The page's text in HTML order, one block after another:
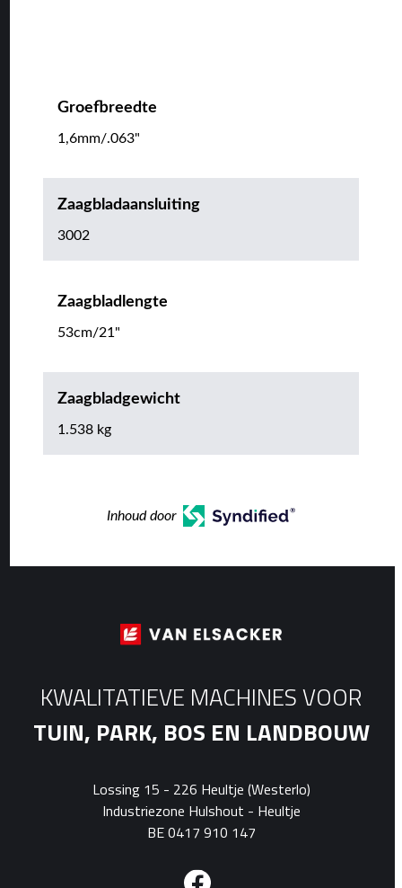
Groefbreedte
1,6mm/.063"
Zaagbladaansluiting
3002
Zaagbladlengte
53cm/21"
Zaagbladgewicht
1.538 kg
Inhoud door
KWALITATIEVE MACHINES VOOR
TUIN, PARK, BOS EN LANDBOUW
Lossing 15 - 226 Heultje (Westerlo)
Industriezone Hulshout - Heultje
BE 0417 910 147